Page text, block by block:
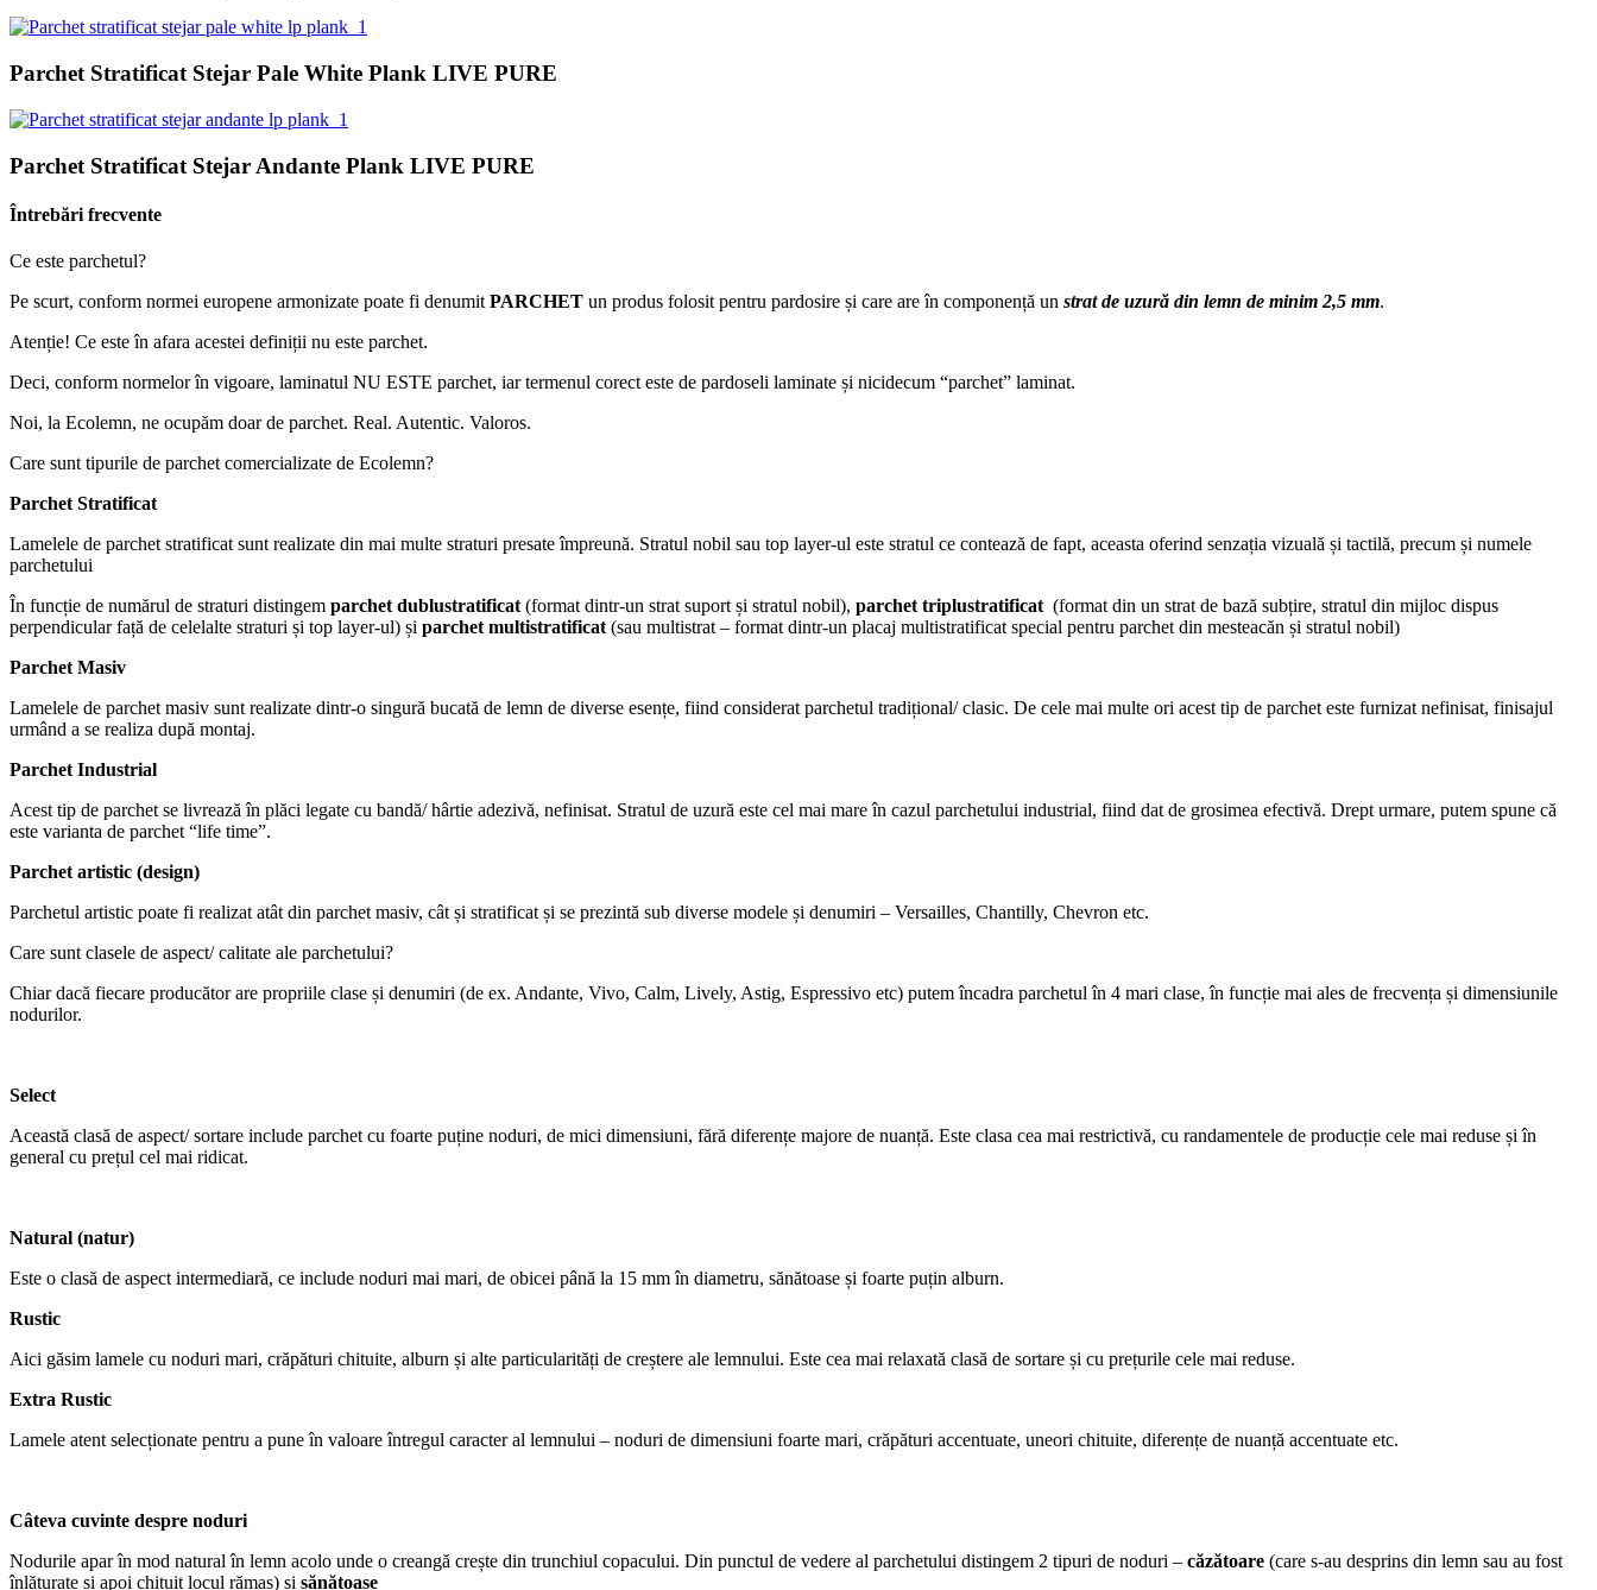
Parchet Stratificat Stejar Pale White Plank LIVE PURE
Parchet Stratificat Stejar Andante Plank LIVE PURE
Întrebări frecvente
Ce este parchetul?
Pe scurt, conform normei europene armonizate poate fi denumit PARCHET un produs folosit pentru pardosire și care are în componență un strat de uzură din lemn de minim 2,5 mm.
Atenție! Ce este în afara acestei definiții nu este parchet.
Deci, conform normelor în vigoare, laminatul NU ESTE parchet, iar termenul corect este de pardoseli laminate și nicidecum “parchet” laminat.
Noi, la Ecolemn, ne ocupăm doar de parchet. Real. Autentic. Valoros.
Care sunt tipurile de parchet comercializate de Ecolemn?
Parchet Stratificat
Lamelele de parchet stratificat sunt realizate din mai multe straturi presate împreună. Stratul nobil sau top layer-ul este stratul ce contează de fapt, aceasta oferind senzația vizuală și tactilă, precum și numele
parchetului
În funcție de numărul de straturi distingem parchet dublustratificat (format dintr-un strat suport și stratul nobil), parchet triplustratificat (format din un strat de bază subțire, stratul din mijloc dispus
perpendicular față de celelalte straturi și top layer-ul) și parchet multistratificat (sau multistrat – format dintr-un placaj multistratificat special pentru parchet din mesteacăn și stratul nobil)
Parchet Masiv
Lamelele de parchet masiv sunt realizate dintr-o singură bucată de lemn de diverse esențe, fiind considerat parchetul tradițional/ clasic. De cele mai multe ori acest tip de parchet este furnizat nefinisat, finisajul
urmând a se realiza după montaj.
Parchet Industrial
Acest tip de parchet se livrează în plăci legate cu bandă/ hârtie adezivă, nefinisat. Stratul de uzură este cel mai mare în cazul parchetului industrial, fiind dat de grosimea efectivă. Drept urmare, putem spune că
este varianta de parchet “life time”.
Parchet artistic (design)
Parchetul artistic poate fi realizat atât din parchet masiv, cât și stratificat și se prezintă sub diverse modele și denumiri – Versailles, Chantilly, Chevron etc.
Care sunt clasele de aspect/ calitate ale parchetului?
Chiar dacă fiecare producător are propriile clase și denumiri (de ex. Andante, Vivo, Calm, Lively, Astig, Espressivo etc) putem încadra parchetul în 4 mari clase, în funcție mai ales de frecvența și dimensiunile
nodurilor.
Select
Această clasă de aspect/ sortare include parchet cu foarte puține noduri, de mici dimensiuni, fără diferențe majore de nuanță. Este clasa cea mai restrictivă, cu randamentele de producție cele mai reduse și în
general cu prețul cel mai ridicat.
Natural (natur)
Este o clasă de aspect intermediară, ce include noduri mai mari, de obicei până la 15 mm în diametru, sănătoase și foarte puțin alburn.
Rustic
Aici găsim lamele cu noduri mari, crăpături chituite, alburn și alte particularități de creștere ale lemnului. Este cea mai relaxată clasă de sortare și cu prețurile cele mai reduse.
Extra Rustic
Lamele atent selecționate pentru a pune în valoare întregul caracter al lemnului – noduri de dimensiuni foarte mari, crăpături accentuate, uneori chituite, diferențe de nuanță accentuate etc.
Câteva cuvinte despre noduri
Nodurile apar în mod natural în lemn acolo unde o creangă crește din trunchiul copacului. Din punctul de vedere al parchetului distingem 2 tipuri de noduri – căzătoare (care s-au desprins din lemn sau au fost
înlăturate și apoi chituit locul rămas) și sănătoase